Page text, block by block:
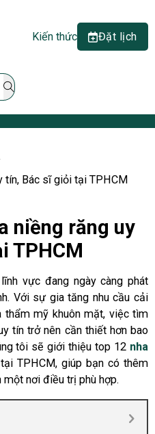
Kiến thức Đặt lịch
tín, Bác sĩ giỏi tại TPHCM
niềng răng uy
TPHCM
vực đang ngày càng phát
Với sự gia tăng nhu cầu cải
thẩm mỹ khuôn mặt, việc tìm
tín trở nên cần thiết hơn bao
tôi sẽ giới thiệu top 12 nha
TPHCM, giúp bạn có thêm
nơi điều trị phù hợp.